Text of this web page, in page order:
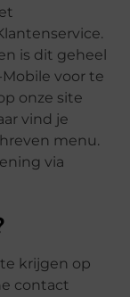
is dit geheel
voor te
onze site
vind je
menu.
krijgen op
contact